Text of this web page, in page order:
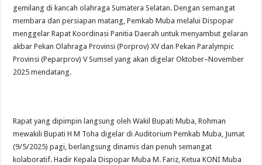
gemilang di kancah olahraga Sumatera Selatan. Dengan semangat
membara dan persiapan matang, Pemkab Muba melalui Dispopar
menggelar Rapat Koordinasi Panitia Daerah untuk menyambut gelaran
akbar Pekan Olahraga Provinsi (Porprov) XV dan Pekan Paralympic
Provinsi (Peparprov) V Sumsel yang akan digelar Oktober–November
2025 mendatang.
Rapat yang dipimpin langsung oleh Wakil Bupati Muba, Rohman
mewakili Bupati H M Toha digelar di Auditorium Pemkab Muba, Jumat
(9/5/2025) pagi, berlangsung dinamis dan penuh semangat
kolaboratif. Hadir Kepala Dispopar Muba M. Fariz, Ketua KONI Muba